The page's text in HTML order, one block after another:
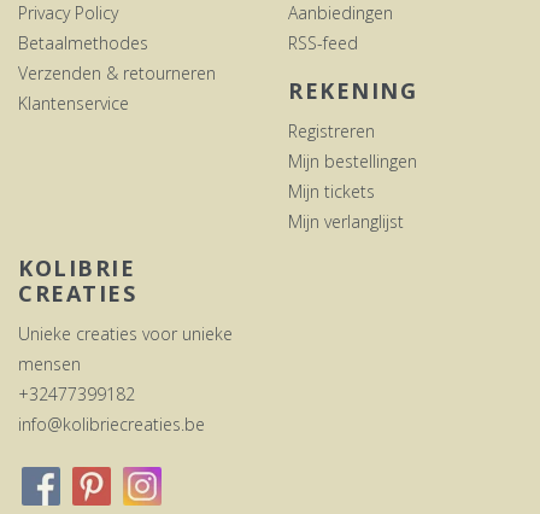
Privacy Policy
Betaalmethodes
Verzenden & retourneren
Klantenservice
Aanbiedingen
RSS-feed
REKENING
Registreren
Mijn bestellingen
Mijn tickets
Mijn verlanglijst
KOLIBRIE
CREATIES
Unieke creaties voor unieke
mensen
+32477399182
info@kolibriecreaties.be